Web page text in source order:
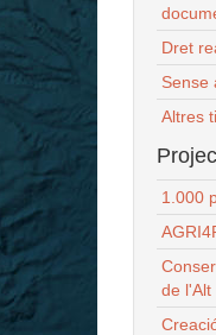
Dret
Sense
Altres
1.000
de l'Alt